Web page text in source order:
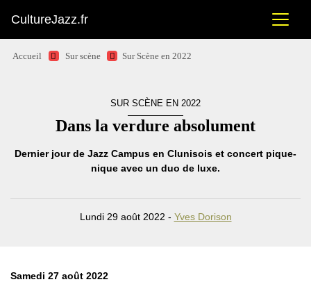
CultureJazz.fr
Accueil Sur scène Sur Scène en 2022
SUR SCÈNE EN 2022
Dans la verdure absolument
Dernier jour de Jazz Campus en Clunisois et concert pique-
nique avec un duo de luxe.
Lundi 29 août 2022 - Yves Dorison
Samedi 27 août 2022